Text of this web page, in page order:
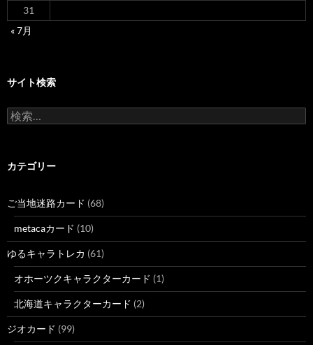
31
« 7月
サイト検索
検
索:
カテゴリー
ご当地迷路カード (68)
metacaカード (10)
ゆるキャラトレカ (61)
オホーツクキャラクターカード (1)
北海道キャラクターカード (2)
ジオカード (99)